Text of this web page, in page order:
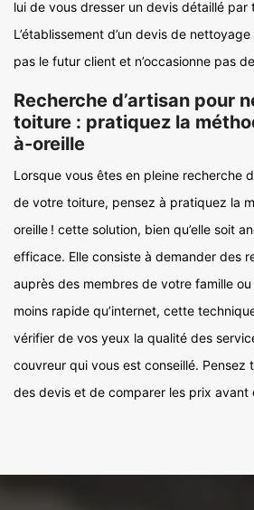
lui de vous dresser un devis détaillé par
L’établissement d’un devis de
pas le futur client et n’occasionne pas
Recherche d’artisan pour
toiture : pratiquez la
à-oreille
Lorsque vous êtes en pleine recherche
de votre toiture, pensez à pratiquez la
oreille ! cette solution, bien qu’elle soit
efficace. Elle consiste à demander des
auprès des membres de votre famille
moins rapide qu’internet, cette
vérifier de vos yeux la qualité des
couvreur qui vous est conseillé. Pensez
des devis et de comparer les prix avant